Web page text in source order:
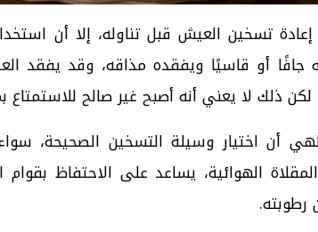
إعادة تسخين العيش قبل تناوله، إلا أن
جافًا أو قاسيًا ويفقده مذاقه، وقد يفقد
ذلك لا يعني أنه أصبح غير صالح للاستمتاع
أن اختيار وسيلة التسخين الصحيحة،
الهوائية، يساعد على الاحتفاظ
رطوبته.